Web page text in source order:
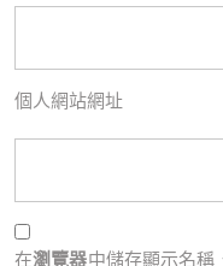
個人網站網址
在瀏覽器中儲存顯示名稱